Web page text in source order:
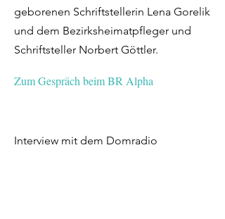
geborenen Schriftstellerin Lena Gorelik
und dem Bezirksheimatpfleger und
Schriftsteller Norbert Göttler.
Zum Gespräch beim BR Alpha
Interview mit dem Domradio